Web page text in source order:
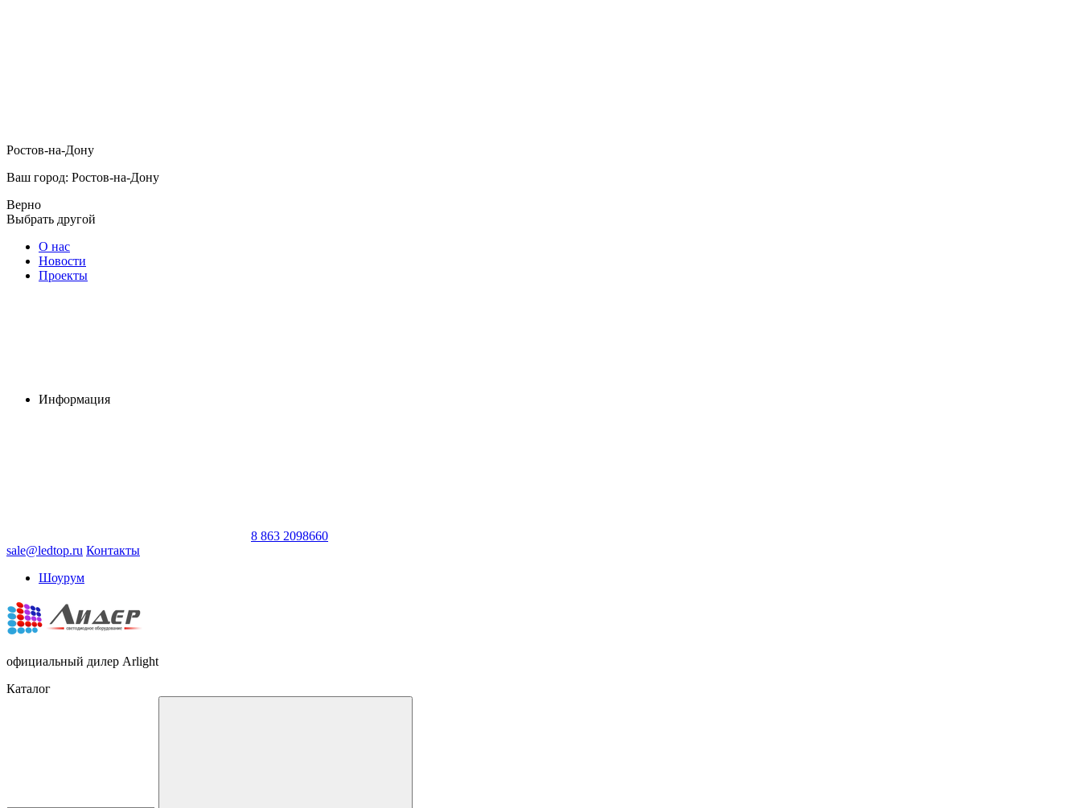
Ростов-на-Дону
Ваш город: Ростов-на-Дону
Верно
Выбрать другой
О нас
Новости
Проекты
Информация
8 863 2098660
sale@ledtop.ru Контакты
Шоурум
официальный дилер Arlight
Каталог